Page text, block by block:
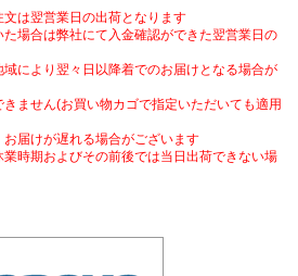
は翌営業日の出荷となります
場合は弊社にて入金確認ができた翌営業日の
により翌々日以降着でのお届けとなる場合が
ません(お買い物カゴで指定いただいても適用
届けが遅れる場合がございます
時期およびその前後では当日出荷できない場